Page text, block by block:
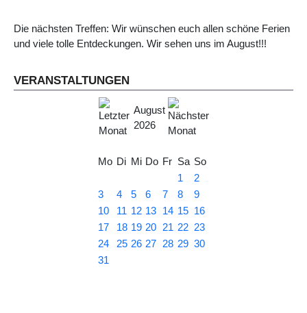
Die nächsten Treffen: Wir wünschen euch allen schöne Ferien
und viele tolle Entdeckungen. Wir sehen uns im August!!!
VERANSTALTUNGEN
August
2026
Mo Di Mi Do Fr Sa So
1
2
3
4 5 6 7 8
9
10
11 12 13 14 15 16
17
18 19 20 21 22 23
24
25 26 27 28 29 30
31